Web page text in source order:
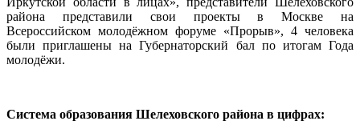
района представили свои проекты в Москве на
Всероссийском молодёжном форуме «Прорыв», 4 человека
были приглашены на Губернаторский бал по итогам Года
молодёжи.
Система образования Шелеховского района в цифрах: